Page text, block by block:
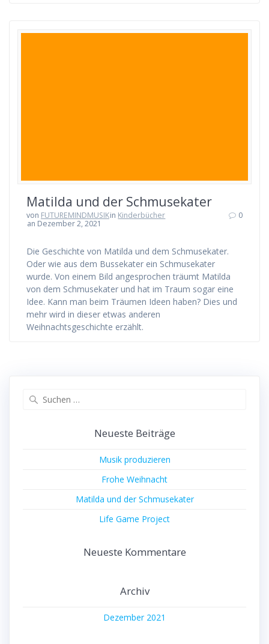
Matilda und der Schmusekater
von FUTUREMINDMUSIKin Kinderbücher
an Dezember 2, 2021
0
Die Geschichte von Matilda und dem Schmusekater.
Oder wie aus dem Bussekater ein Schmusekater
wurde. Von einem Bild angesprochen träumt Matilda
von dem Schmusekater und hat im Traum sogar eine
Idee. Kann man beim Träumen Ideen haben? Dies und
mehr wird in dieser etwas anderen
Weihnachtsgeschichte erzählt.
Neueste Beiträge
Musik produzieren
Frohe Weihnacht
Matilda und der Schmusekater
Life Game Project
Neueste Kommentare
Archiv
Dezember 2021